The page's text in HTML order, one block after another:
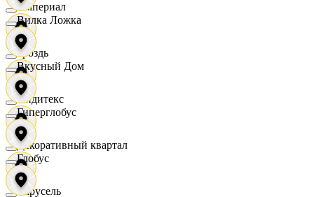
Империал
Гроздь
Индитекс
Декоративный квартал
Карусель
Вилка Ложка
Вкусный Дом
Гиперглобус
Глобус